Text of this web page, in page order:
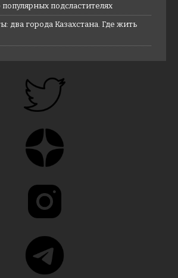
подсластителях
два города Казахстана. Где жить